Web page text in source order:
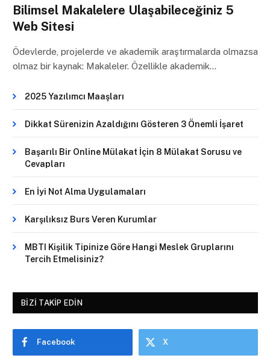
Bilimsel Makalelere Ulaşabileceğiniz 5
Web Sitesi
Ödevlerde, projelerde ve akademik araştırmalarda olmazsa
olmaz bir kaynak: Makaleler. Özellikle akademik…
2025 Yazılımcı Maaşları
Dikkat Sürenizin Azaldığını Gösteren 3 Önemli İşaret
Başarılı Bir Online Mülakat İçin 8 Mülakat Sorusu ve
Cevapları
En İyi Not Alma Uygulamaları
Karşılıksız Burs Veren Kurumlar
MBTI Kişilik Tipinize Göre Hangi Meslek Gruplarını
Tercih Etmelisiniz?
BIZI TAKIP EDIN
Facebook X